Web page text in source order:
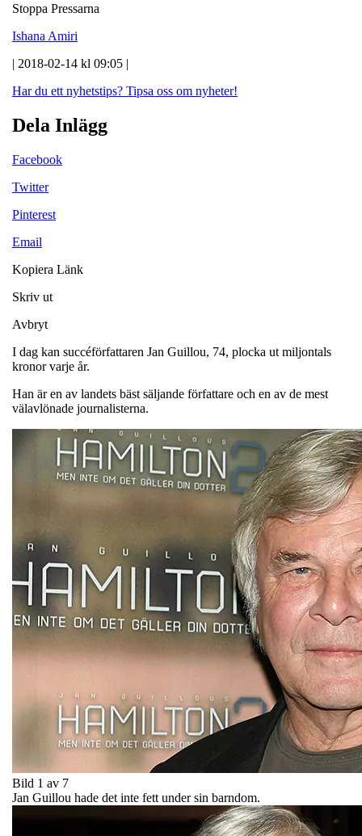
Stoppa Pressarna
Ishana Amiri
| 2018-02-14 kl 09:05 |
Har du ett nyhetstips? Tipsa oss om nyheter!
Dela Inlägg
Facebook
Twitter
Pinterest
Email
Kopiera Länk
Skriv ut
Avbryt
I dag kan succéförfattaren Jan Guillou, 74, plocka ut miljontals
kronor varje år.
Han är en av landets bäst säljande författare och en av de mest
välavlönade journalisterna.
Bild 1 av 7
Jan Guillou hade det inte fett under sin barndom.